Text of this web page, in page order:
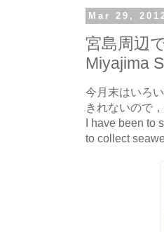
Mar 29,
宮島周辺
Miyajima
今月末はいろ
きれないので
I have been to
to collect